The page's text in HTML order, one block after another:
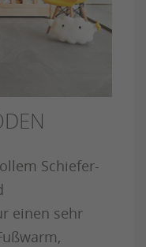
Schiefer-
einen sehr